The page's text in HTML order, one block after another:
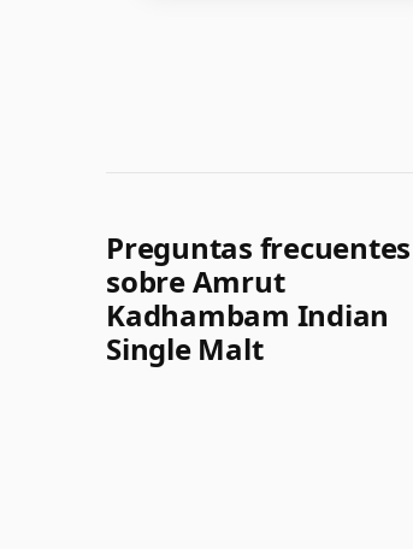
Preguntas frecuentes
sobre Amrut
Kadhambam Indian
Single Malt